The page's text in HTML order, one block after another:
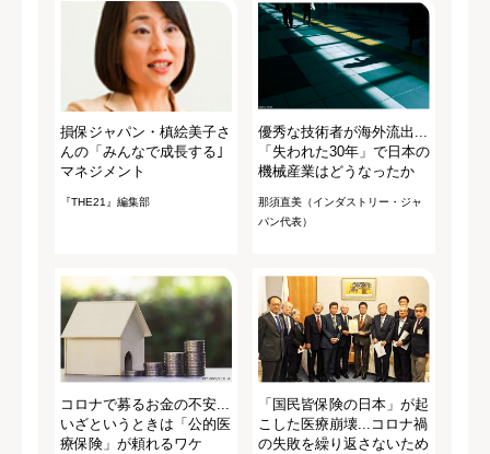
損保ジャパン・槙絵美子さ
んの「みんなで成長する｣
マネジメント
『THE21』編集部
優秀な技術者が海外流出...
「失われた30年」で日本の
機械産業はどうなったか
那須直美（インダストリー・ジャ
パン代表）
コロナで募るお金の不安...
いざというときは「公的医
療保険」が頼れるワケ
「国民皆保険の日本」が起
こした医療崩壊...コロナ禍
の失敗を繰り返さないため